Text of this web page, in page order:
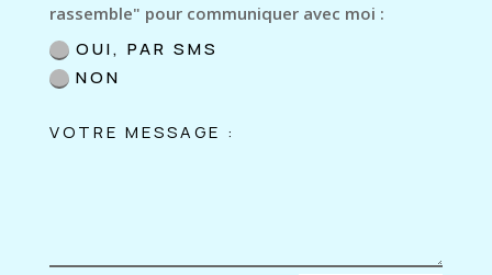
rassemble" pour communiquer avec moi :
OUI, PAR SMS
NON